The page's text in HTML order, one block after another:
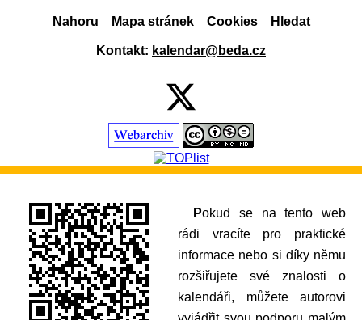
Nahoru Mapa stránek Cookies Hledat
Kontakt: kalendar@beda.cz
Pokud se na tento web
rádi vracíte pro praktické
informace nebo si díky němu
rozšiřujete své znalosti o
kalendáři, můžete autorovi